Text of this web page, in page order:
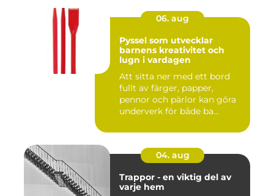
06. aug
Pyssel som utvecklar
barnens kreativitet och
lugn i vardagen
Att sitta ner med ett bord
fullt av färger, papper,
pennor och pärlor kan göra
underverk för både ba...
04. aug
Trappor - en viktig del av
varje hem